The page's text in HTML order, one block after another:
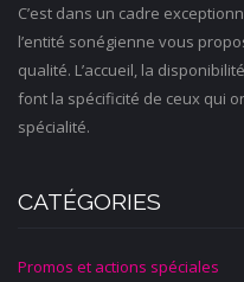
C’est dans un cadre
l’entité sonégienne vous
qualité. L’accueil, la
font la spécificité de ceux qui
spécialité.
CATÉGORIES
Promos et actions spéciales